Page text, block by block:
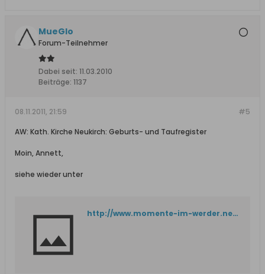
MueGlo
Forum-Teilnehmer
Dabei seit: 11.03.2010
Beiträge: 1137
#5
08.11.2011, 21:59
AW: Kath. Kirche Neukirch: Geburts- und Taufregister
Moin, Annett,
siehe wieder unter
http://www.momente-im-werder.net/01_Offen/39_Neukirch/Neukirch-KB_01.htm